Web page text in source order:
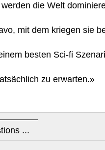
die Welt
mit dem kriegen sie
besten Sci-fi
zu erwarten.»
...